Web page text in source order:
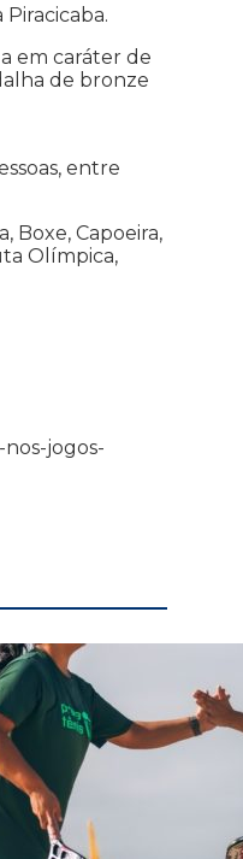
em caráter de
de bronze
entre
Boxe, Capoeira,
Olímpica,
jogos-